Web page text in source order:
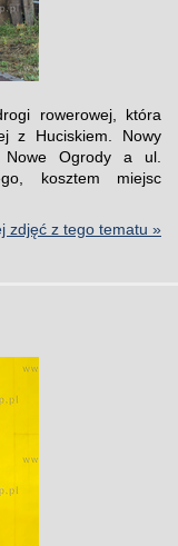
rowerowej, która
z Huciskiem. Nowy
Ogrody a ul.
kosztem miejsc
zdjęć z tego tematu »